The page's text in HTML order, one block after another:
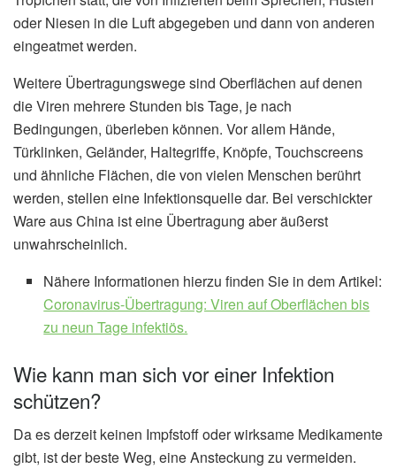
oder Niesen in die Luft abgegeben und dann von anderen
eingeatmet werden.
Weitere Übertragungswege sind Oberflächen auf denen
die Viren mehrere Stunden bis Tage, je nach
Bedingungen, überleben können. Vor allem Hände,
Türklinken, Geländer, Haltegriffe, Knöpfe, Touchscreens
und ähnliche Flächen, die von vielen Menschen berührt
werden, stellen eine Infektionsquelle dar. Bei verschickter
Ware aus China ist eine Übertragung aber äußerst
unwahrscheinlich.
Nähere Informationen hierzu finden Sie in dem Artikel:
Coronavirus-Übertragung: Viren auf Oberflächen bis
zu neun Tage infektiös.
Wie kann man sich vor einer Infektion
schützen?
Da es derzeit keinen Impfstoff oder wirksame Medikamente
gibt, ist der beste Weg, eine Ansteckung zu vermeiden.